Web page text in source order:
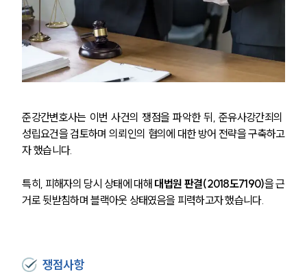
준강간변호사는 이번 사건의 쟁점을 파악한 뒤, 준유사강간죄의
성립요건을 검토하며 의뢰인의 혐의에 대한 방어 전략을 구축하고
자 했습니다.
특히, 피해자의 당시 상태에 대해 대법원 판결(2018도7190)을 근
거로 뒷받침하며 블랙아웃 상태였음을 피력하고자 했습니다.
쟁점사항